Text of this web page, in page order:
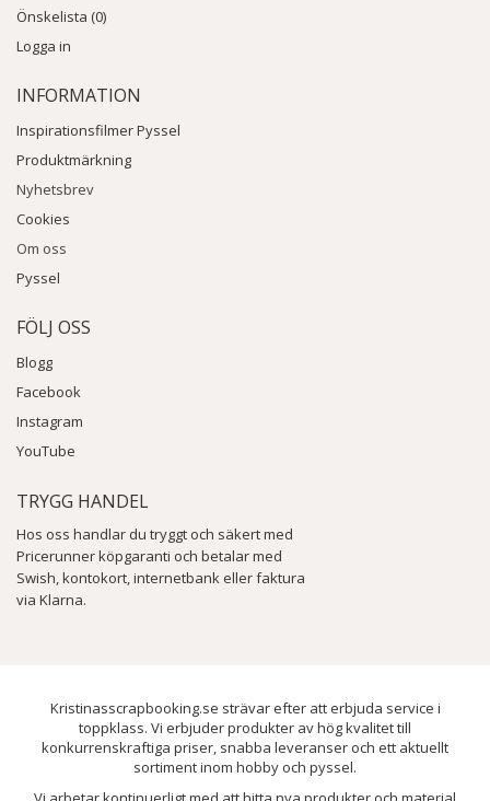
Önskelista (0)
Logga in
INFORMATION
Inspirationsfilmer Pyssel
Produktmärkning
Nyhetsbrev
Cookies
Om oss
Pyssel
FÖLJ OSS
Blogg
Facebook
Instagram
YouTube
TRYGG HANDEL
Hos oss handlar du tryggt och säkert med
Pricerunner köpgaranti och betalar med
Swish, kontokort, internetbank eller faktura
via Klarna.
Kristinasscrapbooking.se strävar efter att erbjuda service i
toppklass. Vi erbjuder produkter av hög kvalitet till
konkurrenskraftiga priser, snabba leveranser och ett aktuellt
sortiment inom hobby och pyssel.